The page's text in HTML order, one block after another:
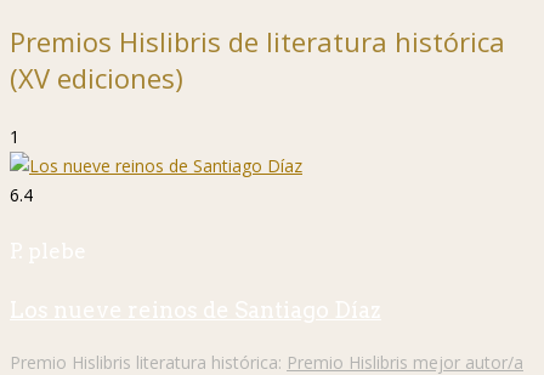
Premios Hislibris de literatura histórica
(XV ediciones)
1
6.4
P. plebe
Los nueve reinos de Santiago Díaz
Premio Hislibris literatura histórica: Premio Hislibris mejor autor/a